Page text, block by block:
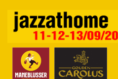
de